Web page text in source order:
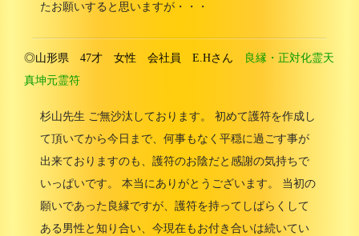
たお願いすると思いますが・・・
◎山形県 47才 女性 会社員 E.Hさん
良縁・正対化霊天
真坤元霊符
杉山先生 ご無沙汰しております。 初めて護符を作成し
て頂いてから今日まで、何事もなく平穏に過ごす事が
出来ておりますのも、護符のお陰だと感謝の気持ちで
いっぱいです。 本当にありがとうございます。 当初の
願いであった良縁ですが、護符を持ってしばらくして
ある男性と知り合い、今現在もお付き合いは続いてい